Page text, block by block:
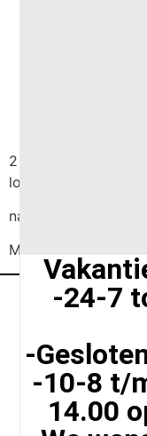
2 sneetjes brood
los gebakken eitje
naar keuze koffie,
Met soepje +€2.50
-24-7
-
-10-8 t/
14.00